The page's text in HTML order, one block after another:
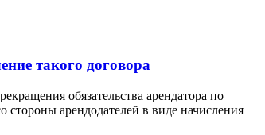
такого договора
обязательства арендатора по
арендодателей в виде начисления